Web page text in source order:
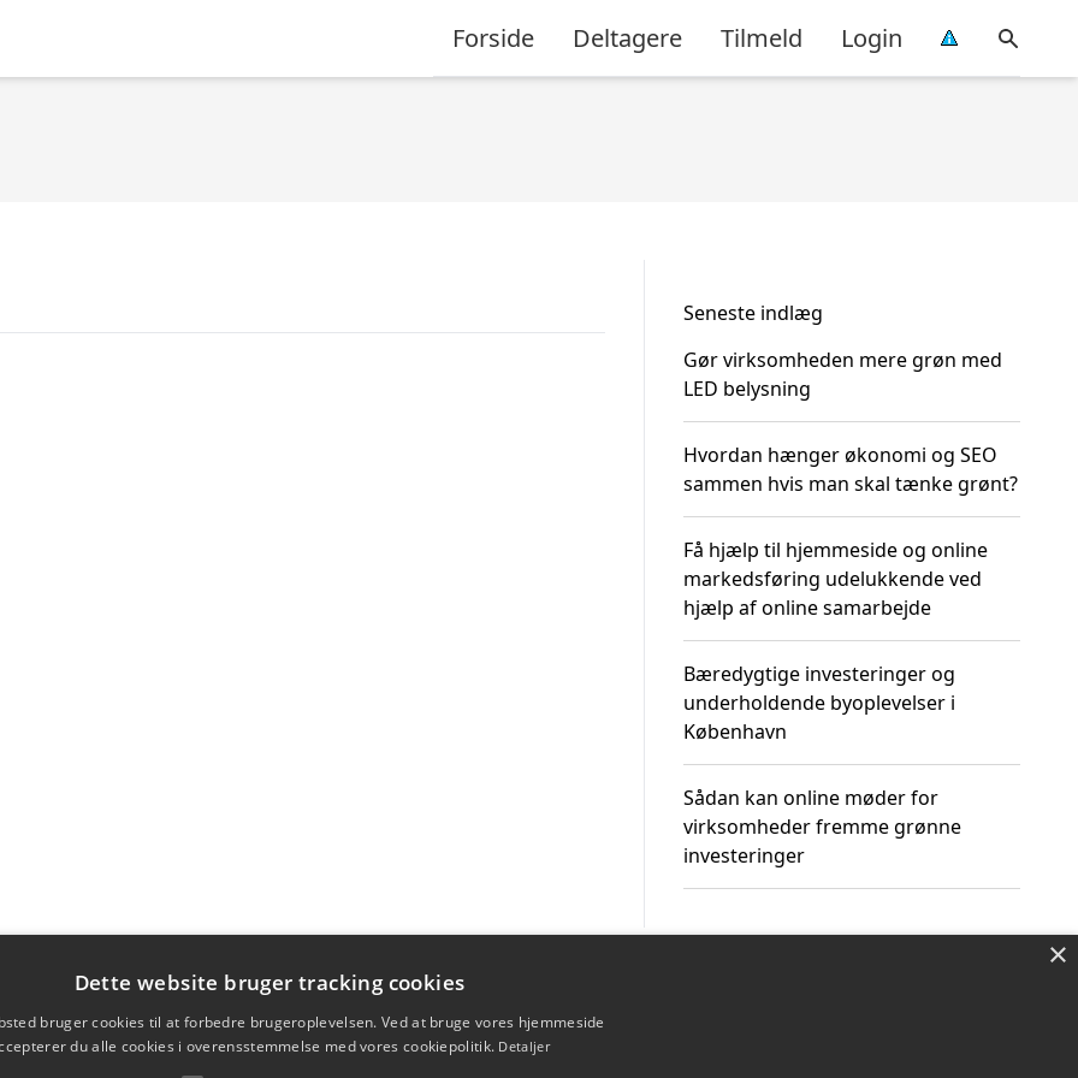
Forside Deltagere Tilmeld Login
Seneste indlæg
Gør virksomheden mere grøn med
LED belysning
Hvordan hænger økonomi og SEO
sammen hvis man skal tænke grønt?
Få hjælp til hjemmeside og online
markedsføring udelukkende ved
hjælp af online samarbejde
Bæredygtige investeringer og
underholdende byoplevelser i
København
Sådan kan online møder for
virksomheder fremme grønne
investeringer
×
Dette website bruger tracking cookies
bruger cookies til at forbedre brugeroplevelsen. Ved at bruge vores hjemmeside
du alle cookies i overensstemmelse med vores cookiepolitik. Detaljer